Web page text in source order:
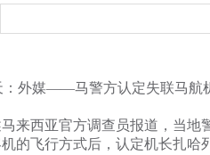
外媒——马警方认定失联马航
西亚官方调查员报道，当地
的飞行方式后，认定机长扎哈